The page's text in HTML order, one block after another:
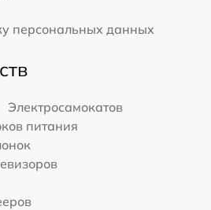
персональных данных
Электросамокатов
питания